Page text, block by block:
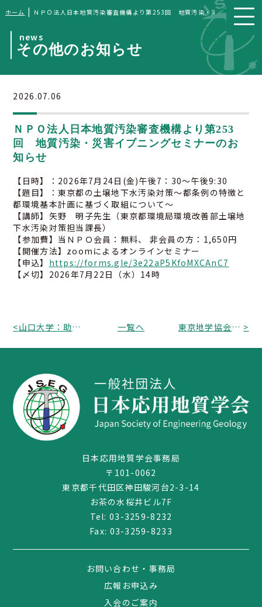
03-3259-8232
ホーム | ＮＰＯ法人日本地質汚染審査機構より第253回 地質汚染・災害イブニング
news
その他のお知らせ
2026.07.06
ＮＰＯ法人日本地質汚染審査機構より第253
回 地質汚染・災害イブニングセミナーのお
知らせ
【日時】：2026年7月24日(金)午後7：30～午後9:30
【題目】：東京都の土壌地下水汚染対策～都条例の特徴と
都環境基本計画に基づく取組について～
【講師】矢野 明子先生（東京都環境局環境改善部土壌地
下水汚染対策担当課長）
【参加費】当ＮＰＯ会員：無料、 非会員の方：1,650円
【開催方法】zoomによるオンラインセミナー
【申込】 https://forms.gle/3e22aP5KfoMXCAnC7
【〆切】2026年7月22日（水）14時
< 山口大学：助教（大学院創成科学研究科理学系学域 地球科学分野）公募（女性限定）のお知らせ・(Female-Only Recruitment) Yamaguchi University: Graduate School of Sciences and Technology for Innovation, Earth Science Section, Yamaguchi University/ Assistant Professor 一覧へ 東京地学協会から春季講演会「AIにもわかりやすい赤色立体地図－地形表現の原理と最近の進化」のお知らせ >
日本応用地質学会事務局
〒101-0062
東京都千代田区神田駿河台2-3-14
お茶の水桜井ビル7F
Tel:03-3259-8232
Fax: 03-3259-8233
お問い合わせ・事務局
広報お申込み
入会のご案内